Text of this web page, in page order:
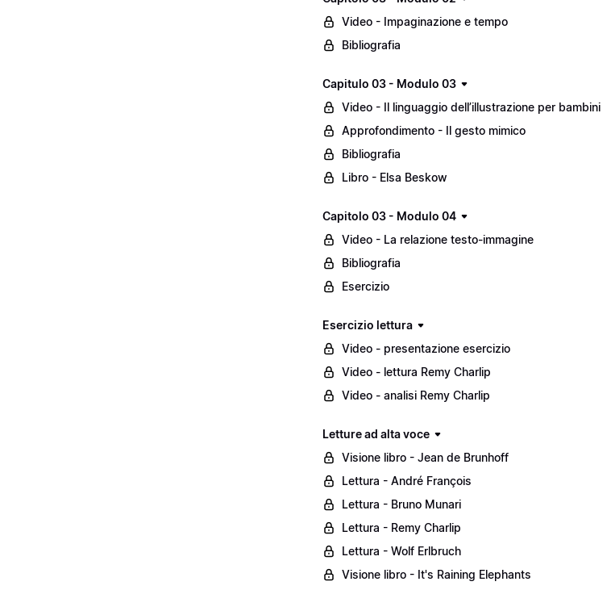
Video - Impaginazione e tempo
Bibliografia
Capitulo 03 - Modulo 03
Video - Il linguaggio dell’illustrazione per bambini
Approfondimento - Il gesto mimico
Bibliografia
Libro - Elsa Beskow
Capitolo 03 - Modulo 04
Video - La relazione testo-immagine
Bibliografia
Esercizio
Esercizio lettura
Video - presentazione esercizio
Video - lettura Remy Charlip
Video - analisi Remy Charlip
Letture ad alta voce
Visione libro - Jean de Brunhoff
Lettura - André François
Lettura - Bruno Munari
Lettura - Remy Charlip
Lettura - Wolf Erlbruch
Visione libro - It's Raining Elephants